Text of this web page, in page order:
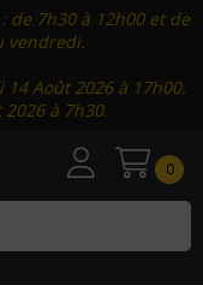
de 7h30 à 12h00 et de
vendredi.
Août 2026 à 17h00.
à 7h30.
0